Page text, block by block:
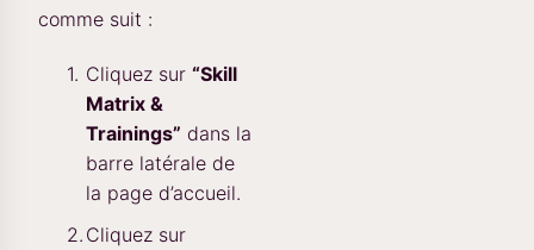
comme suit :
Cliquez sur “Skill
Matrix &
Trainings” dans la
barre latérale de
la page d’accueil.
Cliquez sur